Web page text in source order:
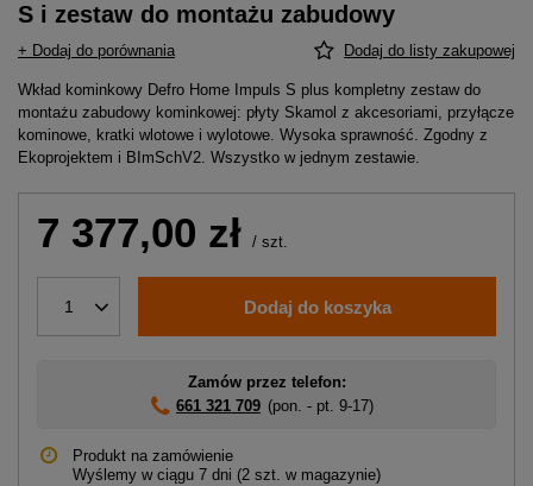
S i zestaw do montażu zabudowy
+ Dodaj do porównania Dodaj do listy zakupowej
Wkład kominkowy Defro Home Impuls S plus kompletny zestaw do
montażu zabudowy kominkowej: płyty Skamol z akcesoriami, przyłącze
kominowe, kratki wlotowe i wylotowe. Wysoka sprawność. Zgodny z
Ekoprojektem i BImSchV2. Wszystko w jednym zestawie.
7 377,00 zł / szt.
1 Dodaj do koszyka
Zamów przez telefon:
661 321 709 (pon. - pt. 9-17)
Produkt na zamówienie
Wyślemy w ciągu 7 dni (2 szt. w magazynie)